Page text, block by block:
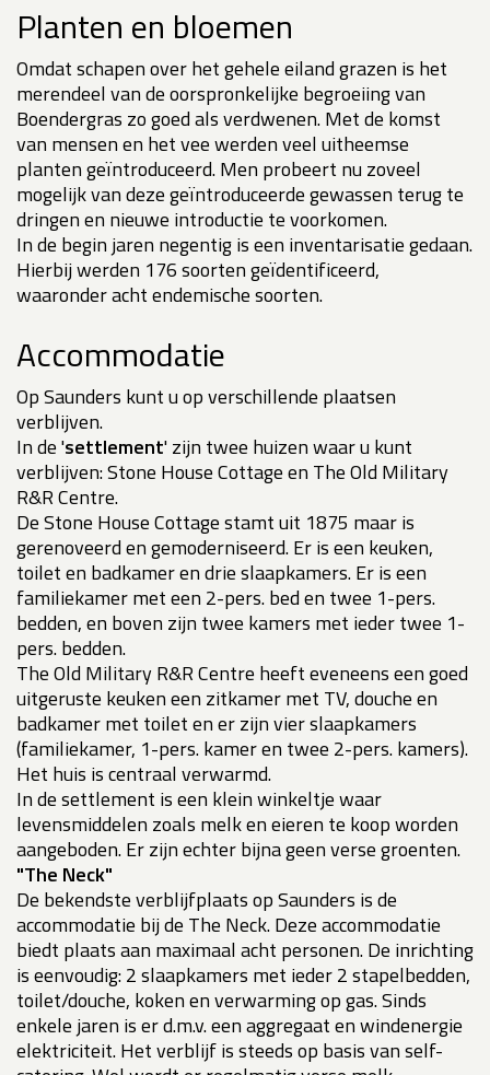
Planten en bloemen
Omdat schapen over het gehele eiland grazen is het
merendeel van de oorspronkelijke begroeiing van
Boendergras zo goed als verdwenen. Met de komst
van mensen en het vee werden veel uitheemse
planten geïntroduceerd. Men probeert nu zoveel
mogelijk van deze geïntroduceerde gewassen terug te
dringen en nieuwe introductie te voorkomen.
In de begin jaren negentig is een inventarisatie gedaan.
Hierbij werden 176 soorten geïdentificeerd,
waaronder acht endemische soorten.
Accommodatie
Op Saunders kunt u op verschillende plaatsen
verblijven.
In de 'settlement' zijn twee huizen waar u kunt
verblijven: Stone House Cottage en The Old Military
R&R Centre.
De Stone House Cottage stamt uit 1875 maar is
gerenoveerd en gemoderniseerd. Er is een keuken,
toilet en badkamer en drie slaapkamers. Er is een
familiekamer met een 2-pers. bed en twee 1-pers.
bedden, en boven zijn twee kamers met ieder twee 1-
pers. bedden.
The Old Military R&R Centre heeft eveneens een goed
uitgeruste keuken een zitkamer met TV, douche en
badkamer met toilet en er zijn vier slaapkamers
(familiekamer, 1-pers. kamer en twee 2-pers. kamers).
Het huis is centraal verwarmd.
In de settlement is een klein winkeltje waar
levensmiddelen zoals melk en eieren te koop worden
aangeboden. Er zijn echter bijna geen verse groenten.
"The Neck"
De bekendste verblijfplaats op Saunders is de
accommodatie bij de The Neck. Deze accommodatie
biedt plaats aan maximaal acht personen. De inrichting
is eenvoudig: 2 slaapkamers met ieder 2 stapelbedden,
toilet/douche, koken en verwarming op gas. Sinds
enkele jaren is er d.m.v. een aggregaat en windenergie
elektriciteit. Het verblijf is steeds op basis van self-